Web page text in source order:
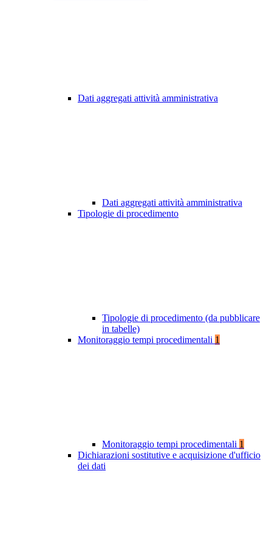
Dati aggregati attività amministrativa
Dati aggregati attività amministrativa
Tipologie di procedimento
Tipologie di procedimento (da pubblicare
in tabelle)
Monitoraggio tempi procedimentali 1
Monitoraggio tempi procedimentali 1
Dichiarazioni sostitutive e acquisizione d'ufficio
dei dati